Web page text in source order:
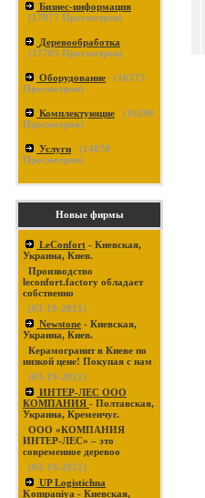
Бизнес-информация
(17877 Просмотров)
Деревообработка
(17765 Просмотров)
Оборудование (16373
Просмотров)
Комплектующие (16290
Просмотров)
Услуги (14870
Просмотров)
Новые фирмы
LeConfort - Киевская,
Украина, Киев.
Производство
leconfort.factory обладает
собственно
(03-19-2021)
Newstone - Киевская,
Украина, Киев.
Керамогранит в Киеве по
низкой цене! Покупая с нам
(03-19-2021)
ИНТЕР-ЛЕС ООО
КОМПАНИЯ - Полтавская,
Украина, Кременчуг.
ООО «КОМПАНИЯ
ИНТЕР-ЛЕС» – это
современное деревоо
(03-19-2021)
UP Logistichna
Kompaniya - Киевская,